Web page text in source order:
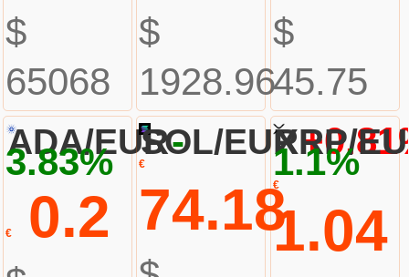
$
65068
$
1928.96
$
45.75
ADA/EUR-
3.83%
€0.2
SOL/EUR
€
74.18
XRP/
1.1%
€
1.04